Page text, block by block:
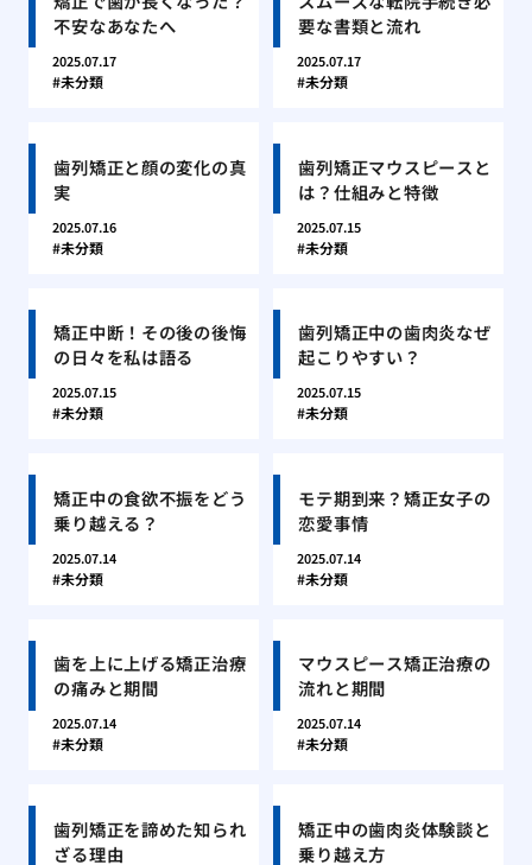
不安なあなたへ
2025.07.17
未分類
要な書類と流れ
2025.07.17
未分類
歯列矯正と顔の変化の真
実
2025.07.16
未分類
歯列矯正マウスピースと
は？仕組みと特徴
2025.07.15
未分類
矯正中断！その後の後悔
の日々を私は語る
2025.07.15
未分類
歯列矯正中の歯肉炎なぜ
起こりやすい？
2025.07.15
未分類
矯正中の食欲不振をどう
乗り越える？
2025.07.14
未分類
モテ期到来？矯正女子の
恋愛事情
2025.07.14
未分類
歯を上に上げる矯正治療
の痛みと期間
2025.07.14
未分類
マウスピース矯正治療の
流れと期間
2025.07.14
未分類
歯列矯正を諦めた知られ
ざる理由
矯正中の歯肉炎体験談と
乗り越え方